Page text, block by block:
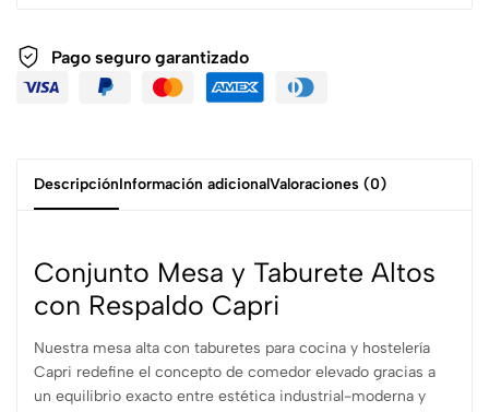
Pago seguro garantizado
DescripciónInformación adicionalValoraciones (0)
Conjunto Mesa y Taburete Altos
con Respaldo Capri
Nuestra mesa alta con taburetes para cocina y hostelería
Capri redefine el concepto de comedor elevado gracias a
un equilibrio exacto entre estética industrial-moderna y